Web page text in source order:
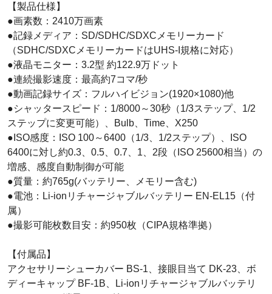
【製品仕様】
●画素数：2410万画素
●記録メディア：SD/SDHC/SDXCメモリーカード
（SDHC/SDXCメモリーカードはUHS-I規格に対応）
●液晶モニター：3.2型 約122.9万ドット
●連続撮影速度：最高約7コマ/秒
●動画記録サイズ：フルハイビジョン(1920×1080)他
●シャッタースピード：1/8000～30秒（1/3ステップ、1/2
ステップに変更可能）、Bulb、Time、X250
●ISO感度：ISO 100～6400（1/3、1/2ステップ）、ISO
6400に対し約0.3、0.5、0.7、1、2段（ISO 25600相当）の
増感、感度自動制御が可能
●質量：約765g(バッテリー、メモリー含む)
●電池：Li-ionリチャージャブルバッテリー EN-EL15（付
属）
●撮影可能枚数目安：約950枚（CIPA規格準拠）
【付属品】
アクセサリーシューカバー BS-1、接眼目当て DK-23、ボ
ディーキャップ BF-1B、Li-ionリチャージャブルバッテリ